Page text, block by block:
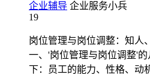
企业辅导 企业服务小兵
19
岗位管理与岗位调整：知人
一、'岗位管理与岗位调整'
下：员工的能力、性格、动